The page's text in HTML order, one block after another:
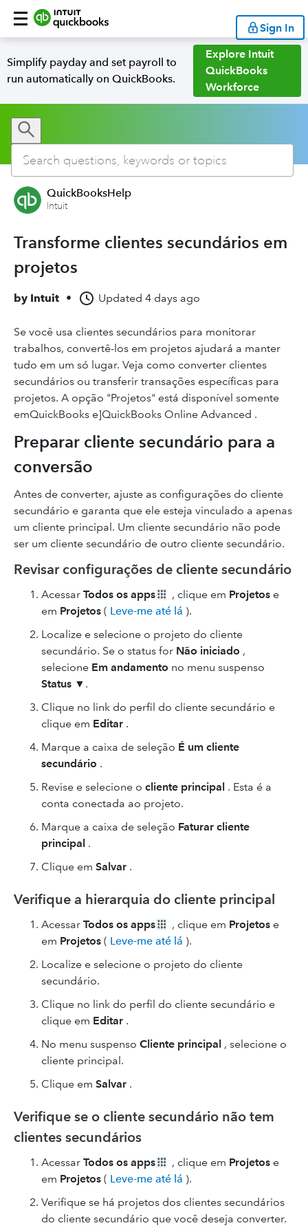
Sign In
Simplify payday and set payroll to
run automatically on QuickBooks.
Explore Intuit
QuickBooks
Workforce
QuickBooksHelp
Intuit
Transforme clientes secundários em
projetos
by Intuit • Updated 4 days ago
Se você usa clientes secundários para monitorar
trabalhos, convertê-los em projetos ajudará a manter
tudo em um só lugar. Veja como converter clientes
secundários ou transferir transações específicas para
projetos. A opção "Projetos" está disponível somente
emQuickBooks e]QuickBooks Online Advanced .
Preparar cliente secundário para a
conversão
Antes de converter, ajuste as configurações do cliente
secundário e garanta que ele esteja vinculado a apenas
um cliente principal. Um cliente secundário não pode
ser um cliente secundário de outro cliente secundário.
Revisar configurações de cliente secundário
Acessar Todos os apps , clique em Projetos e
em Projetos ( Leve-me até lá ).
Localize e selecione o projeto do cliente
secundário. Se o status for Não iniciado ,
selecione Em andamento no menu suspenso
Status ▼.
Clique no link do perfil do cliente secundário e
clique em Editar .
Marque a caixa de seleção É um cliente
secundário .
Revise e selecione o cliente principal . Esta é a
conta conectada ao projeto.
Marque a caixa de seleção Faturar cliente
principal .
Clique em Salvar .
Verifique a hierarquia do cliente principal
Acessar Todos os apps , clique em Projetos e
em Projetos ( Leve-me até lá ).
Localize e selecione o projeto do cliente
secundário.
Clique no link do perfil do cliente secundário e
clique em Editar .
No menu suspenso Cliente principal , selecione o
cliente principal.
Clique em Salvar .
Verifique se o cliente secundário não tem
clientes secundários
Acessar Todos os apps , clique em Projetos e
em Projetos ( Leve-me até lá ).
Verifique se há projetos dos clientes secundários
do cliente secundário que você deseja converter.